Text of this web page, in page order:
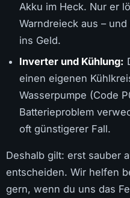
Akku im Heck. Nur er
Warndreieck aus –
ins Geld.
Inverter und Kühlung:
einen eigenen
Wasserpumpe (Code
Batterieproblem
oft günstigerer Fall.
Deshalb gilt: erst sauber
entscheiden. Wir helfen
gern, wenn du uns das